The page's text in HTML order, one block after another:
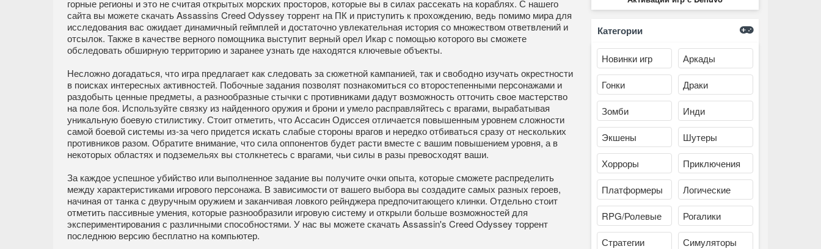
горные регионы и это не считая открытых морских просторов, которые вы в силах рассекать на кораблях. С нашего
сайта вы можете скачать Assassins Creed Odyssey торрент на ПК и приступить к прохождению, ведь помимо мира для
исследования вас ожидает динамичный геймплей и достаточно увлекательная история со множеством ответвлений и
отсылок. Также в качестве верного помощника выступит верный орел Икар с помощью которого вы сможете
обследовать обширную территорию и заранее узнать где находятся ключевые объекты.
Несложно догадаться, что игра предлагает как следовать за сюжетной кампанией, так и свободно изучать окрестности
в поисках интересных активностей. Побочные задания позволят познакомиться со второстепенными персонажами и
раздобыть ценные предметы, а разнообразные стычки с противниками дадут возможность отточить свое мастерство
на поле боя. Используйте связку из найденного оружия и брони и умело расправляйтесь с врагами, вырабатывая
уникальную боевую стилистику. Стоит отметить, что Ассасин Одиссея отличается повышенным уровнем сложности
самой боевой системы из-за чего придется искать слабые стороны врагов и нередко отбиваться сразу от нескольких
противников разом. Обратите внимание, что сила оппонентов будет расти вместе с вашим повышением уровня, а в
некоторых областях и подземельях вы столкнетесь с врагами, чьи силы в разы превосходят ваши.
За каждое успешное убийство или выполненное задание вы получите очки опыта, которые сможете распределить
между характеристиками игрового персонажа. В зависимости от вашего выбора вы создадите самых разных героев,
начиная от танка с двуручным оружием и заканчивая ловкого рейнджера предпочитающего клинки. Отдельно стоит
отметить пассивные умения, которые разнообразили игровую систему и открыли больше возможностей для
экспериментирования с различными способностями. У нас вы можете скачать Assassin's Creed Odyssey торрент
последнюю версию бесплатно на компьютер.
Категории
Новинки игр Аркады
Гонки Драки
Зомби Инди
Экшены Шутеры
Хорроры Приключения
Платформеры Логические
RPG/Ролевые Рогалики
Стратегии Симуляторы